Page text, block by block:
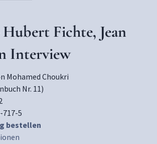
Hubert Fichte, Jean
Interview
Mohamed Choukri
Nr. 11)
717-5
bestellen